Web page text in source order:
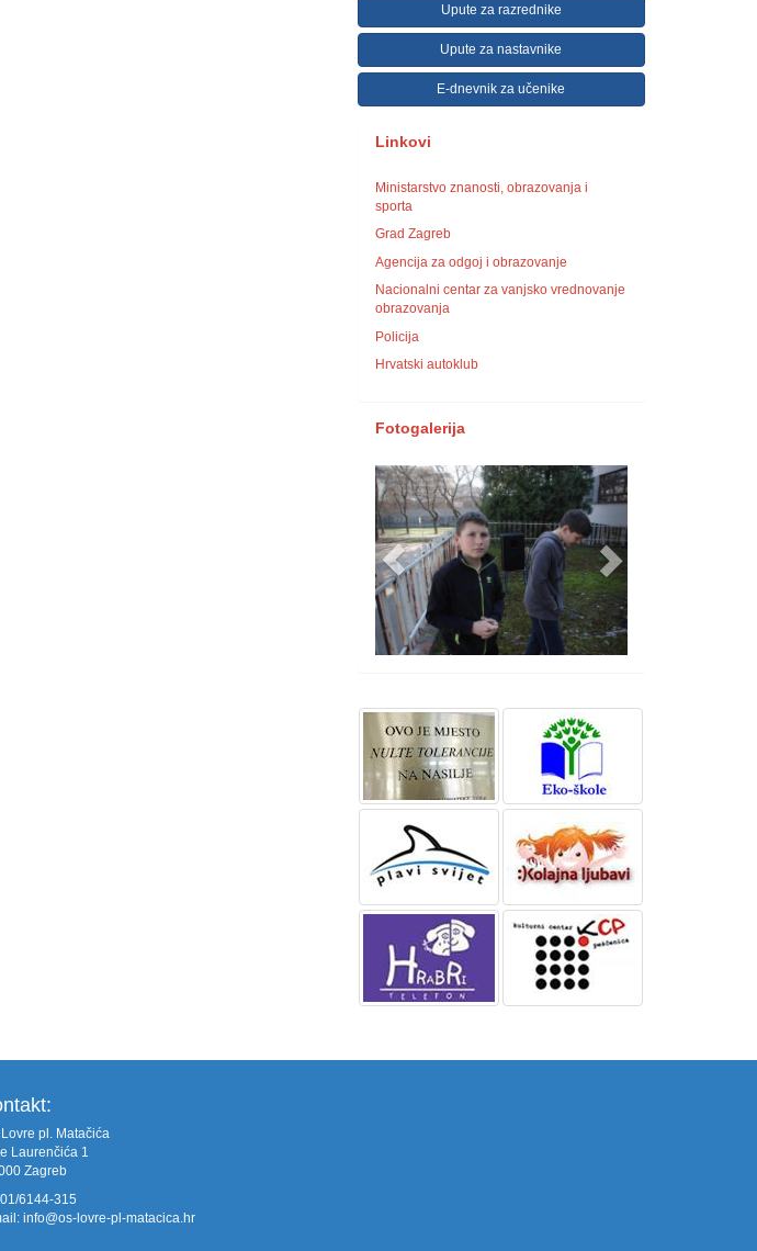
Upute za razrednike
Upute za nastavnike
E-dnevnik za učenike
Linkovi
Ministarstvo znanosti, obrazovanja i
sporta
Grad Zagreb
Agencija za odgoj i obrazovanje
Nacionalni centar za vanjsko vrednovanje
obrazovanja
Policija
Hrvatski autoklub
Fotogalerija
pl. Matačića
Laurenčića 1
Zagreb
6144-315
info@os-lovre-pl-matacica.hr